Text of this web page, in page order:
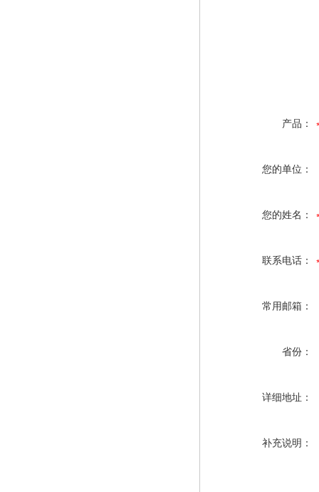
产品：
您的单位：
您的姓名：
联系电话：
常用邮箱：
省份：
详细地址：
补充说明：